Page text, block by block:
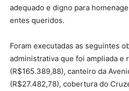
adequado e digno para
entes queridos.
Foram executadas as seguintes
administrativa que foi ampliada e
(R$165.389,88), canteiro da
(R$27.482,78), cobertura do